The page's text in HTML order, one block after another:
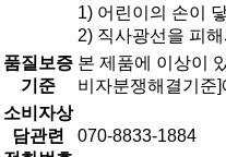
1) 어린이의 손이
2) 직사광선을 피
품질보증
기준
본 제품에 이상이
비자분쟁해결기준
소비자상
담관련
070-8833-1884